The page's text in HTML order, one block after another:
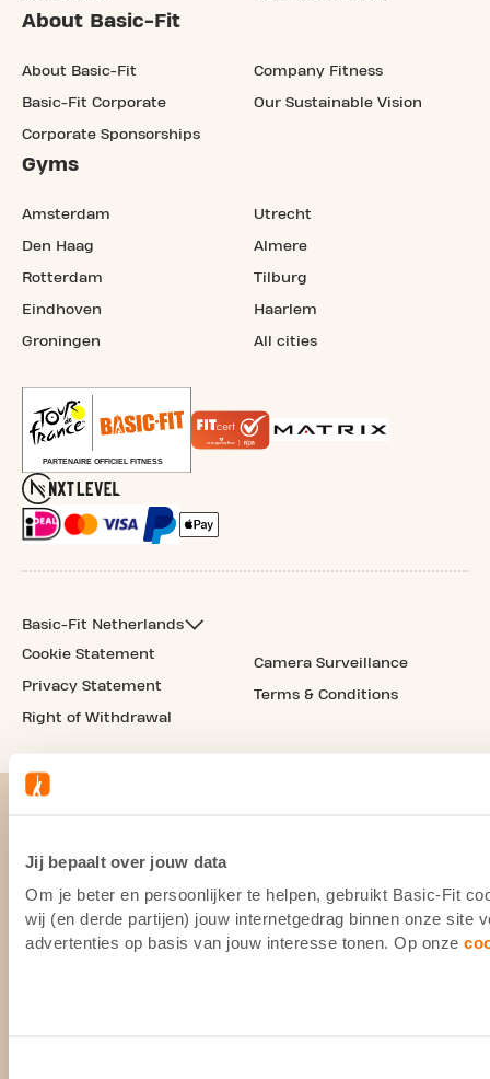
Jij bepaalt over jouw data
Om je beter en persoonlijker te helpen, gebruikt Basic-Fit
wij (en derde partijen) jouw internetgedrag binnen onze site
advertenties op basis van jouw interesse tonen. Op onze
About Basic-Fit
About Basic-Fit
Basic-Fit Corporate
Corporate Sponsorships
Company Fitness
Our Sustainable Vision
Gyms
Amsterdam
Den Haag
Rotterdam
Eindhoven
Groningen
Utrecht
Almere
Tilburg
Haarlem
All cities
Basic-Fit Netherlands
Cookie Statement
Privacy Statement
Right of Withdrawal
Camera Surveillance
Terms & Conditions